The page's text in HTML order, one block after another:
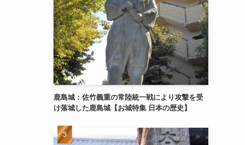
鹿島城：佐竹義重の常陸統一戦により攻撃を受
け落城した鹿島城【お城特集 日本の歴史】